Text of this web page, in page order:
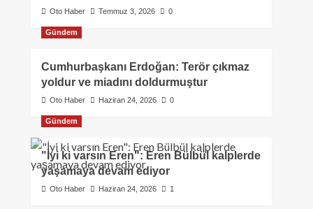
Oto Haber Temmuz 3, 2026 0
Gündem
Cumhurbaşkanı Erdoğan: Terör çıkmaz
yoldur ve miadını doldurmuştur
Oto Haber Haziran 24, 2026 0
Gündem
"İyi ki varsın Eren": Eren Bülbül kalplerde
yaşamaya devam ediyor
Oto Haber Haziran 24, 2026 1